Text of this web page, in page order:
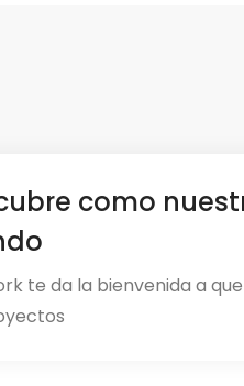
como
te da la bienvenida a